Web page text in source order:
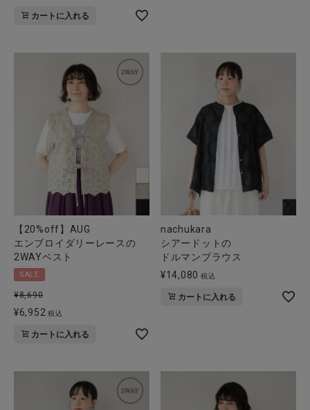
カートに入れる
【20%off】AUG
エンブロイダリーレースの
2WAYベスト
SALE
¥8,690
¥6,952 税込
カートに入れる
nachukara
シアードットの
ドルマンブラウス
¥14,080 税込
カートに入れる